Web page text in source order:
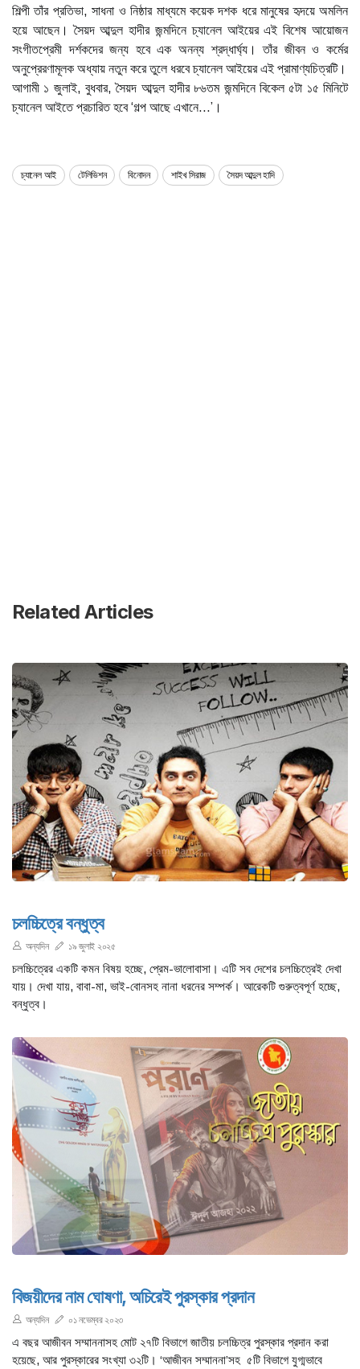
শিল্পী তাঁর প্রতিভা, সাধনা ও নিষ্ঠার মাধ্যমে কয়েক দশক ধরে মানুষের হৃদয়ে অমলিন
হয়ে আছেন। সৈয়দ আব্দুল হাদীর জন্মদিনে চ্যানেল আইয়ের এই বিশেষ আয়োজন
সংগীতপ্রেমী দর্শকদের জন্য হবে এক অনন্য শ্রদ্ধার্ঘ্য। তাঁর জীবন ও কর্মের
অনুপ্রেরণামূলক অধ্যায় নতুন করে তুলে ধরবে চ্যানেল আইয়ের এই প্রামাণ্যচিত্রটি।
আগামী ১ জুলাই, বুধবার, সৈয়দ আব্দুল হাদীর ৮৬তম জন্মদিনে বিকেল ৫টা ১৫ মিনিটে
চ্যানেল আইতে প্রচারিত হবে ‘গল্প আছে এখানে...’।
চ্যানেল আই টেলিভিশন বিনোদন শাইখ সিরাজ সৈয়দ আব্দুল হাদি
Related Articles
চলচ্চিত্রে বন্ধুত্ব
অন্যদিন ১৯ জুলাই ২০২৫
চলচ্চিত্রের একটি কমন বিষয় হচ্ছে, প্রেম-ভালোবাসা। এটি সব দেশের চলচ্চিত্রেই দেখা
যায়। দেখা যায়, বাবা-মা, ভাই-বোনসহ নানা ধরনের সম্পর্ক। আরেকটি গুরুত্বপূর্ণ হচ্ছে,
বন্ধুত্ব।
বিজয়ীদের নাম ঘোষণা, অচিরেই পুরস্কার প্রদান
অন্যদিন ০১ নভেম্বর ২০২৩
এ বছর আজীবন সম্মাননাসহ মোট ২৭টি বিভাগে জাতীয় চলচ্চিত্র পুরস্কার প্রদান করা
হয়েছে, আর পুরস্কারের সংখ্যা ৩২টি। ‘আজীবন সম্মাননা’সহ ৫টি বিভাগে যুগ্মভাবে